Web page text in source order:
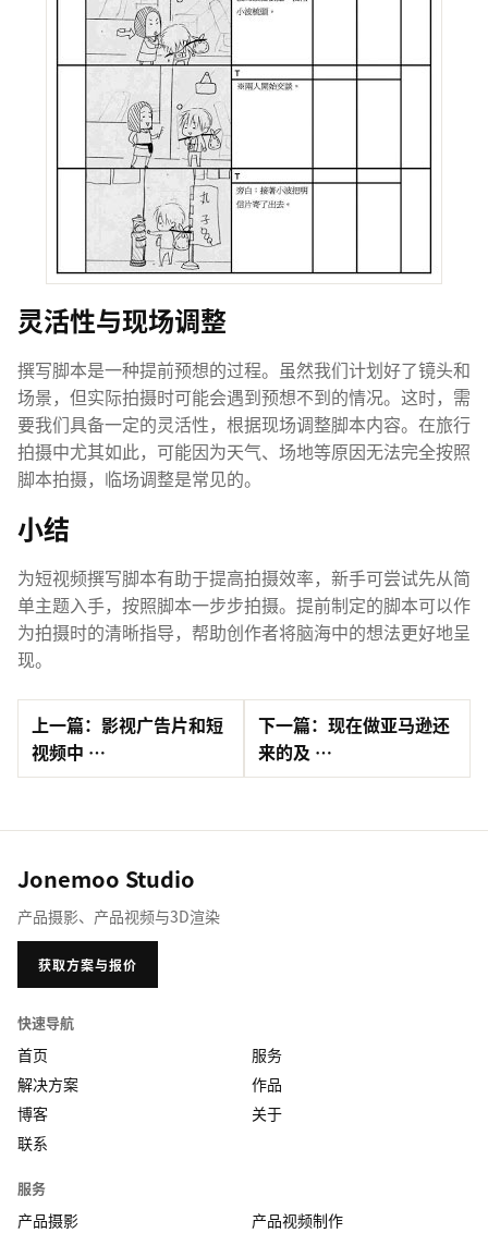
灵活性与现场调整
撰写脚本是一种提前预想的过程。虽然我们计划好了镜头和
场景，但实际拍摄时可能会遇到预想不到的情况。这时，需
要我们具备一定的灵活性，根据现场调整脚本内容。在旅行
拍摄中尤其如此，可能因为天气、场地等原因无法完全按照
脚本拍摄，临场调整是常见的。
小结
为短视频撰写脚本有助于提高拍摄效率，新手可尝试先从简
单主题入手，按照脚本一步步拍摄。提前制定的脚本可以作
为拍摄时的清晰指导，帮助创作者将脑海中的想法更好地呈
现。
上一篇：影视广告片和短
视频中 …
下一篇：现在做亚马逊还
来的及 …
Jonemoo Studio
产品摄影、产品视频与3D渲染
获取方案与报价
快速导航
首页
服务
解决方案
作品
博客
关于
联系
服务
产品摄影 产品视频制作